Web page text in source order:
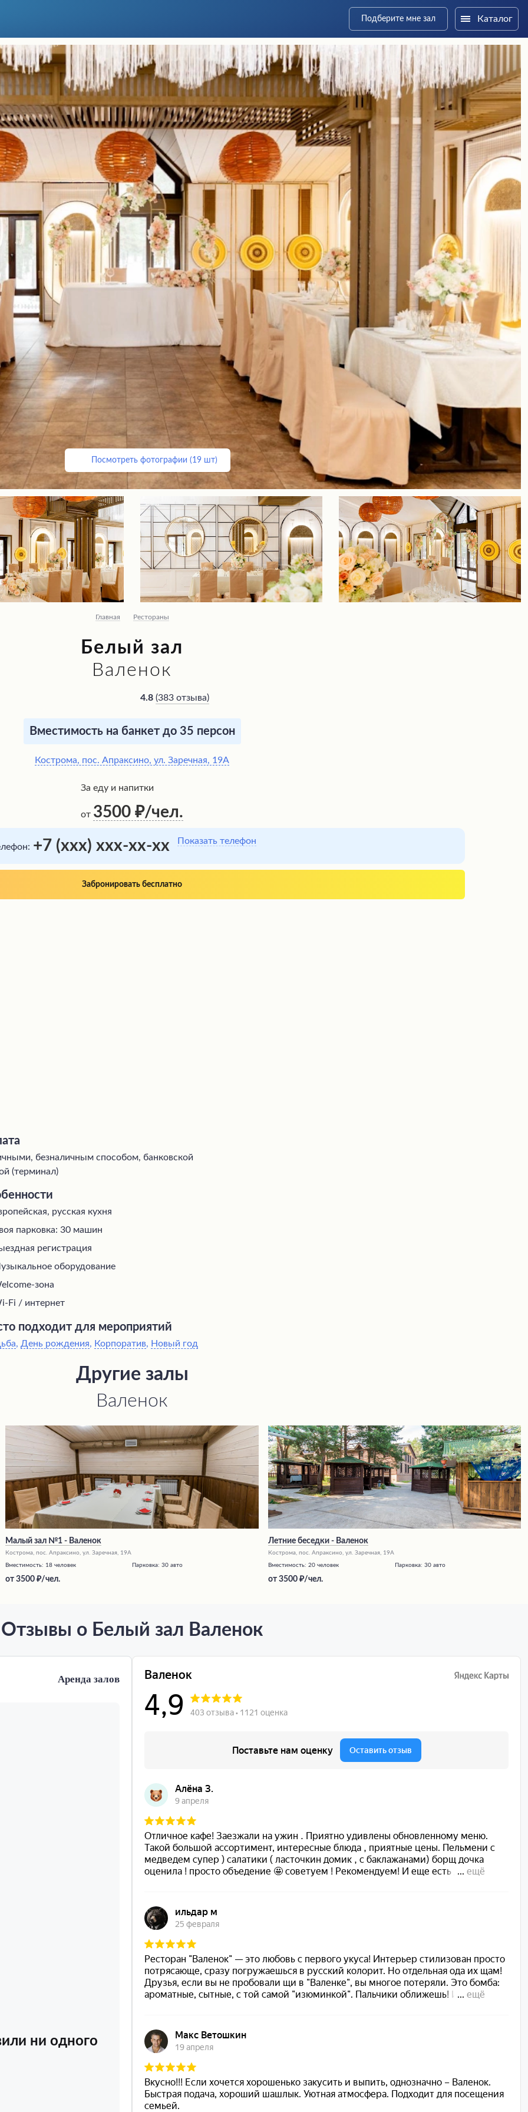
Подберите мне зал Каталог
Посмотреть фотографии (19 шт)
Главная Рестораны
Белый зал
Валенок
4.8 (383 отзыва)
Вместимость на банкет до 35 персон
Кострома, пос. Апраксино, ул. Заречная, 19А
За еду и напитки
от 3500 /чел.
+7 (xxx) xxx-xx-xx Показать телефон
Забронировать бесплатно
безналичным способом, банковской
(терминал)
русская кухня
парковка: 30 машин
регистрация
оборудование
зона
Fi / интернет
подходит для мероприятий
, День рождения, Корпоратив, Новый год
Другие залы
Валенок
Малый зал №1 - Валенок
Кострома, пос. Апраксино, ул. Заречная, 19А
Вместимость: 18 человек Парковка:30 авто
от3500 /чел.
Летние беседки - Валенок
Кострома, пос. Апраксино, ул. Заречная, 19А
Вместимость: 20 человек Парковка: 30 авто
от 3500 /чел.
Отзывы о Белый зал Валенок
Аренда залов
ни одного